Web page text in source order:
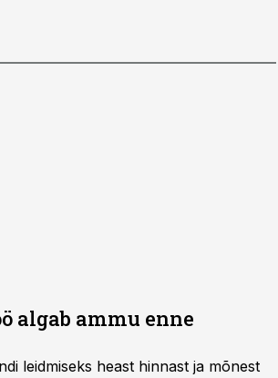
algab ammu enne
leidmiseks heast hinnast ja mõnest